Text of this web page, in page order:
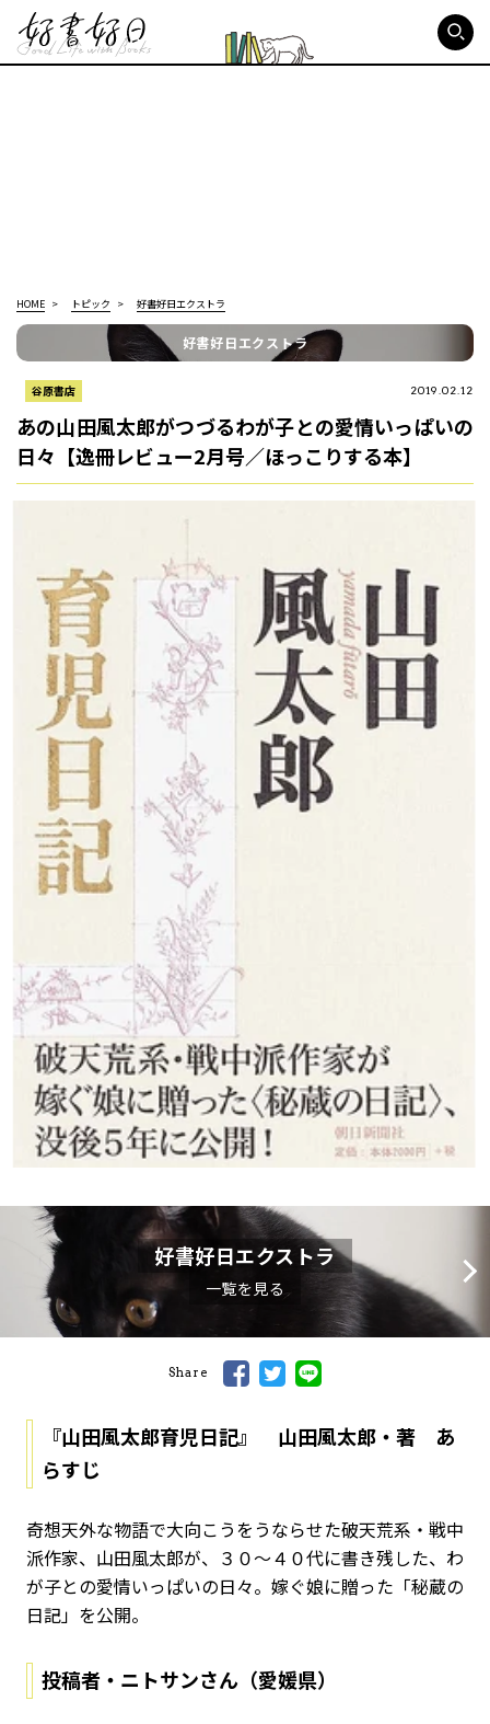
HOME トピック 好書好日エクストラ
好書好日エクストラ
谷原書店 2019.02.12
あの山田風太郎がつづるわが子との愛情いっぱいの
日々【逸冊レビュー2月号／ほっこりする本】
好書好日エクストラ
一覧を見る
Share
『山田風太郎育児日記』 山田風太郎・著 あ
らすじ
奇想天外な物語で大向こうをうならせた破天荒系・戦中
派作家、山田風太郎が、３０～４０代に書き残した、わ
が子との愛情いっぱいの日々。嫁ぐ娘に贈った「秘蔵の
日記」を公開。
投稿者・ニトサンさん（愛媛県）